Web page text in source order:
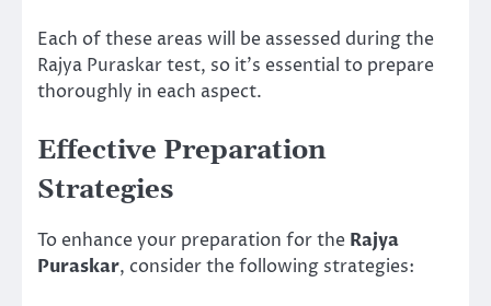
Each of these areas will be assessed during the
Rajya Puraskar test, so it’s essential to prepare
thoroughly in each aspect.
Effective Preparation
Strategies
To enhance your preparation for the Rajya
Puraskar, consider the following strategies: